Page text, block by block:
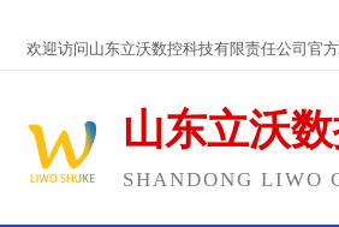
欢迎访问山东立沃数控科技有限责任公司官
山东立沃
SHANDONG LIWO